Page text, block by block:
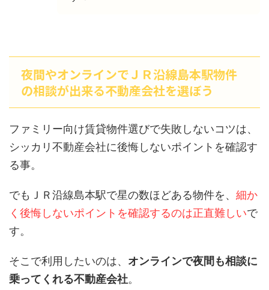
夜間やオンラインでＪＲ沿線島本駅物件
の相談が出来る不動産会社を選ぼう
ファミリー向け賃貸物件選びで失敗しないコツは、
シッカリ不動産会社に後悔しないポイントを確認す
る事。
でもＪＲ沿線島本駅で星の数ほどある物件を、 細か
く後悔しないポイントを確認するのは正直難しいで
す。
そこで利用したいのは、 オンラインで夜間も相談に
乗ってくれる不動産会社。